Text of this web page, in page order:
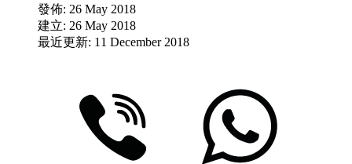
發佈: 26 May 2018
建立: 26 May 2018
最近更新: 11 December 2018